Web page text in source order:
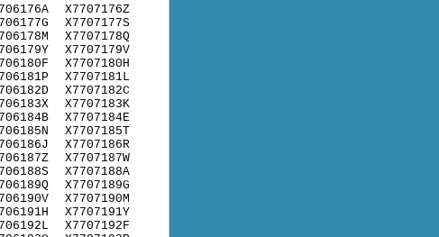
X7707176Z
X7707177S
X7707178Q
X7707179V
X7707180H
X7707181L
X7707182C
X7707183K
X7707184E
X7707185T
X7707186R
X7707187W
X7707188A
X7707189G
X7707190M
X7707191Y
X7707192F